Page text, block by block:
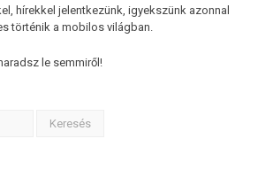
hírekkel jelentkezünk, igyekszünk azonnal
történik a mobilos világban.
le semmiről!